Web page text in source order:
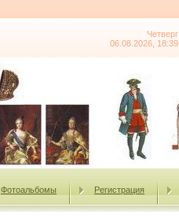
Четверг
06.08.2026, 18:39
Фотоальбомы Регистрация